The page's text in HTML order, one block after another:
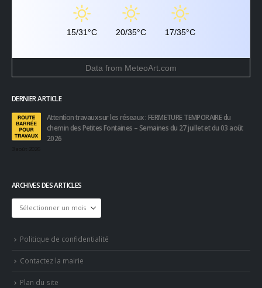
15/31°C 20/35°C 17/35°C
DERNIER ARTICLE
Attention travaux sur les réseaux : FERMETURE TEMPORAIRE du
2026
3 août 2026
Archives
des
articles
Politique de confidentialité
Contactez la mairie
Plan du site